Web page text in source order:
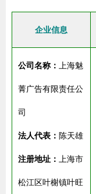
企业信息
公司名称： 上海魅
菁广告有限责任公
司
法人代表： 陈天雄
注册地址： 上海市
松江区叶榭镇叶旺